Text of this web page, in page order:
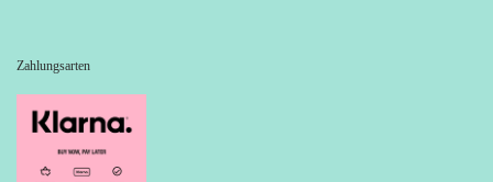
Zahlungsarten